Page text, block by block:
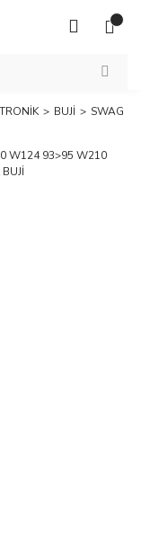
BUJİ SWAG